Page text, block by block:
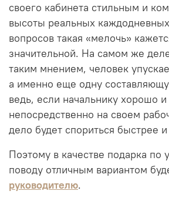
своего кабинета стильным и
высоты реальных
вопросов такая «мелочь»
значительной. На самом же
таким мнением, человек
а именно еще одну
ведь, если начальнику хорошо
непосредственно на своем
дело будет спориться быстрее
Поэтому в качестве подарка по
поводу отличным вариантом
руководителю.